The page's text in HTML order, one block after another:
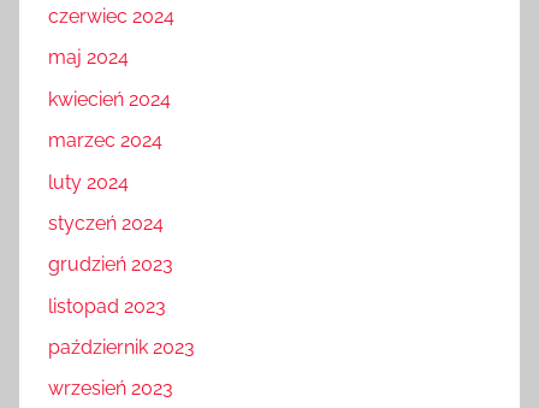
czerwiec 2024
maj 2024
kwiecień 2024
marzec 2024
luty 2024
styczeń 2024
grudzień 2023
listopad 2023
październik 2023
wrzesień 2023